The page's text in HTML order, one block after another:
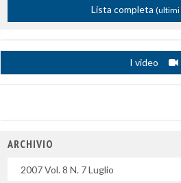
Lista completa (ultimi
I video
ARCHIVIO